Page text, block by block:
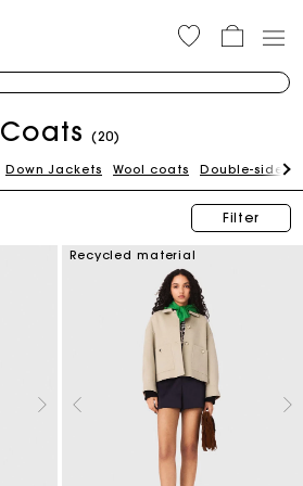
Coats (20)
Down Jackets Wool coats Double-sided
Filter
Recycled material